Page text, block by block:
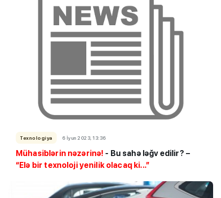
Texnologiya 6 İyun 2023, 13:36
Mühasiblərin nəzərinə! - Bu sahə ləğv edilir? –
“Elə bir texnoloji yenilik olacaq ki...”